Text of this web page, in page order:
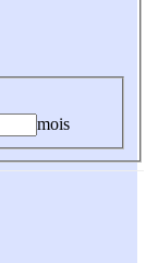
mois